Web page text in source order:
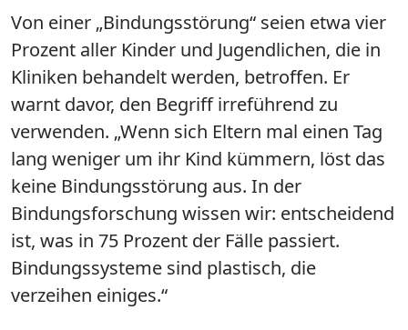
Von einer „Bindungsstörung“ seien etwa vier
Prozent aller Kinder und Jugendlichen, die in
Kliniken behandelt werden, betroffen. Er
warnt davor, den Begriff irreführend zu
verwenden. „Wenn sich Eltern mal einen Tag
lang weniger um ihr Kind kümmern, löst das
keine Bindungsstörung aus. In der
Bindungsforschung wissen wir: entscheidend
ist, was in 75 Prozent der Fälle passiert.
Bindungssysteme sind plastisch, die
verzeihen einiges.“